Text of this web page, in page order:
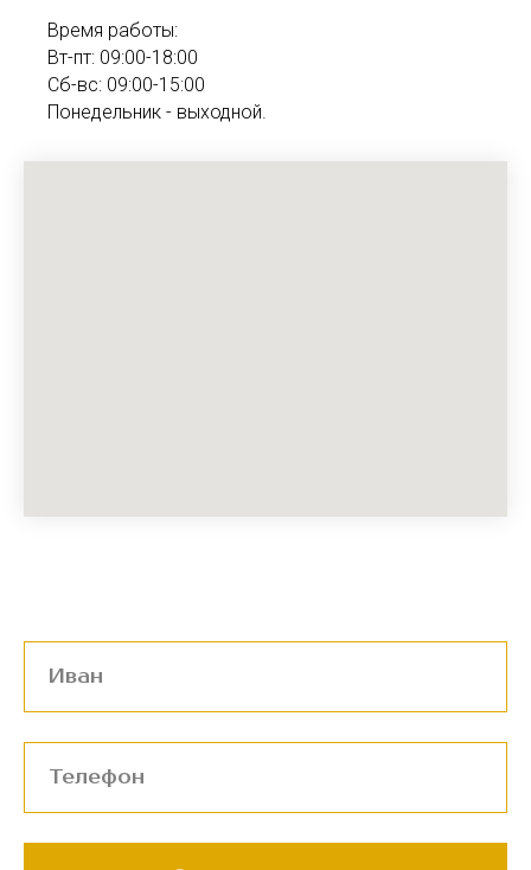
Время работы:
Вт-пт: 09:00-18:00
Сб-вс: 09:00-15:00
Понедельник - выходной.